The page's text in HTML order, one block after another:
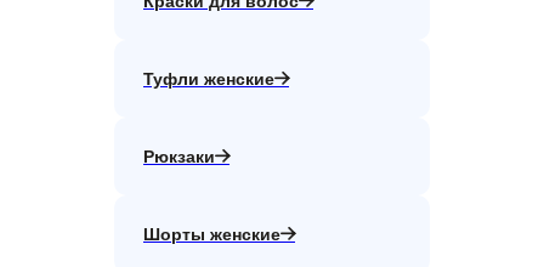
Туфли женские
Рюкзаки
Шорты женские